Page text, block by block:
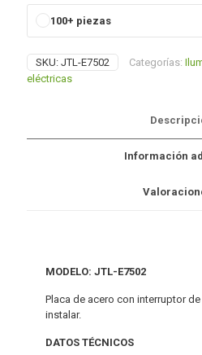
100+ piezas
SKU: JTL-E7502 Categorías:
eléctricas
Información
MODELO: JTL-E7502
Placa de acero con interruptor
instalar.
DATOS TÉCNICOS